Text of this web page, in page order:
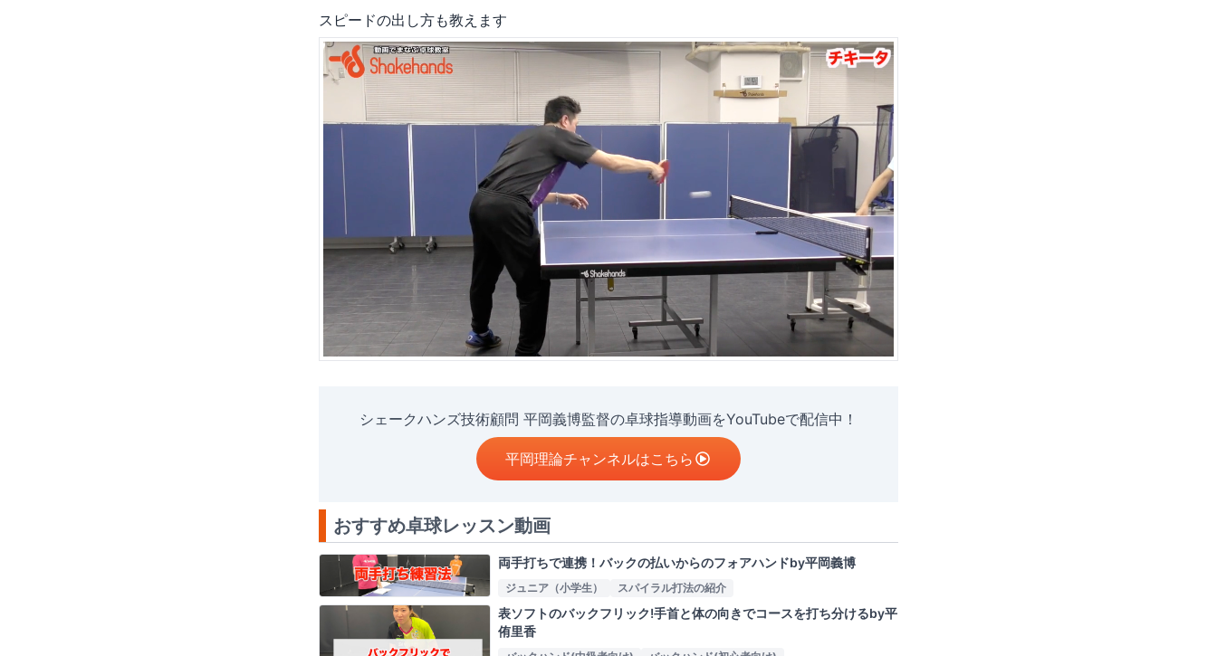
スピードの出し方も教えます
シェークハンズ技術顧問 平岡義博監督の卓球指導動画をYouTubeで配信中！
平岡理論チャンネルはこちら
おすすめ卓球レッスン動画
両手打ちで連携！バックの払いからのフォアハンドby平岡義博
ジュニア（小学生） スパイラル打法の紹介
表ソフトのバックフリック!手首と体の向きでコースを打ち分けるby平
侑里香